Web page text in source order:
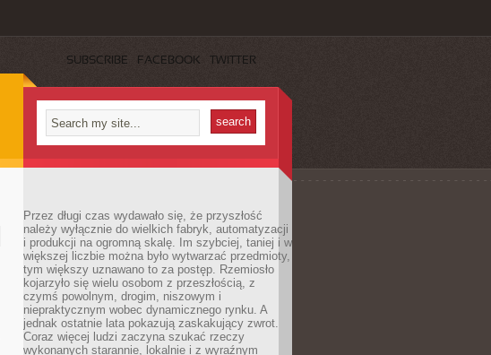
SUBSCRIBE FACEBOOK TWITTER
Przez długi czas wydawało się, że przyszłość
należy wyłącznie do wielkich fabryk, automatyzacji
i produkcji na ogromną skalę. Im szybciej, taniej i w
większej liczbie można było wytwarzać przedmioty,
tym większy uznawano to za postęp. Rzemiosło
kojarzyło się wielu osobom z przeszłością, z
czymś powolnym, drogim, niszowym i
niepraktycznym wobec dynamicznego rynku. A
jednak ostatnie lata pokazują zaskakujący zwrot.
Coraz więcej ludzi zaczyna szukać rzeczy
wykonanych starannie, lokalnie i z wyraźnym